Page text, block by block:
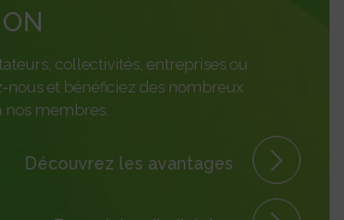
collectivités, entreprises ou
nous et bénéficiez des nombreux
nos membres.
Découvrez les avantages